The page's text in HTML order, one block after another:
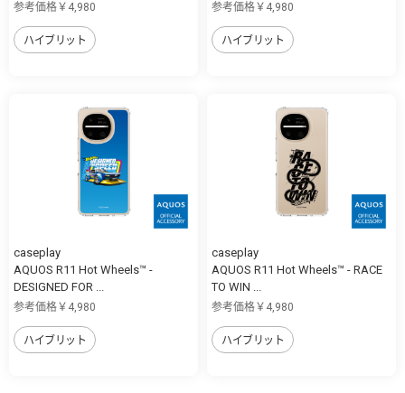
参考価格￥4,980
ハイブリット
参考価格￥4,980
ハイブリット
caseplay
AQUOS R11 Hot Wheels™ -
DESIGNED FOR ...
参考価格￥4,980
ハイブリット
caseplay
AQUOS R11 Hot Wheels™ - RACE
TO WIN ...
参考価格￥4,980
ハイブリット